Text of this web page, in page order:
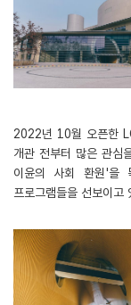
2022년 10월 오픈한
개관 전부터 많은 관심
이윤의 사회 환원'을
프로그램들을 선보이고